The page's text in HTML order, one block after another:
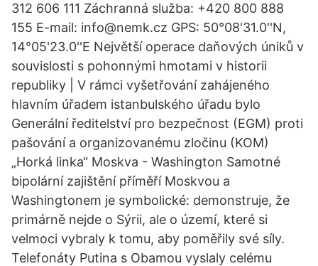
312 606 111 Záchranná služba: +420 800 888
155 E-mail: info@nemk.cz GPS: 50°08'31.0''N,
14°05'23.0''E Největší operace daňových úniků v
souvislosti s pohonnými hmotami v historii
republiky | V rámci vyšetřování zahájeného
hlavním úřadem istanbulského úřadu bylo
Generální ředitelství pro bezpečnost (EGM) proti
pašování a organizovanému zločinu (KOM)
„Horká linka“ Moskva - Washington Samotné
bipolární zajištění příměří Moskvou a
Washingtonem je symbolické: demonstruje, že
primárně nejde o Sýrii, ale o území, které si
velmoci vybraly k tomu, aby poměřily své síly.
Telefonáty Putina s Obamou vyslaly celému